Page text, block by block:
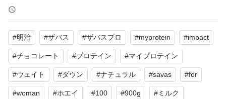
・賞味期限：2027年2月
【商品状態】
・新品未開封
【商品詳細】
#明治 #ザバス #ザバスプロ #myprotein #impact
#チョコレート #プロテイン #マイプロテイン
#ウェイト #ダウン #ナチュラル #savas #for
#woman #ホエイ #100 #900g #ミルク